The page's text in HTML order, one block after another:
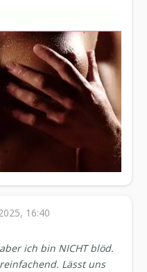
16:40
ich bin NICHT blöd.
Lässt uns